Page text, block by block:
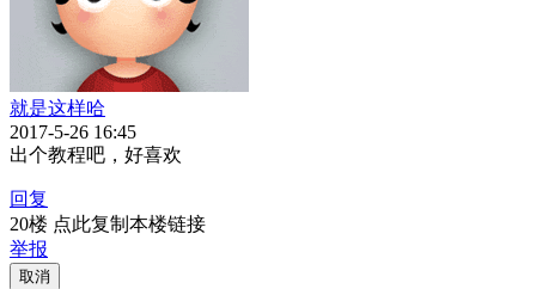
就是这样哈
2017-5-26 16:45
出个教程吧，好喜欢
回复
20楼 点此复制本楼链接
举报
取消